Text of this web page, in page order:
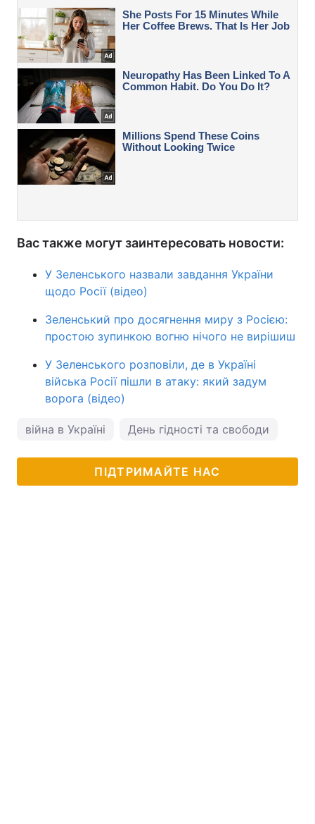
Вас также могут заинтересовать новости:
У Зеленського назвали завдання України
щодо Росії (відео)
Зеленський про досягнення миру з Росією:
простою зупинкою вогню нічого не вирішиш
У Зеленського розповіли, де в Україні
війська Росії пішли в атаку: який задум
ворога (відео)
війна в Україні День гідності та свободи
ПІДТРИМАЙТЕ НАС